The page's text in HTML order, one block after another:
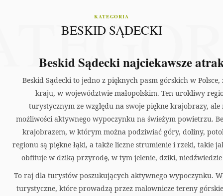
C
r
t
KATEGORIA
BESKID SĄDECKI
Beskid Sądecki najciekawsze
Beskid Sądecki to jedno z pięknych pasm górskich w
kraju, w województwie małopolskim. Ten urokliwy
turystycznym ze względu na swoje piękne krajobrazy,
możliwości aktywnego wypoczynku na świeżym powietrzu.
krajobrazem, w którym można podziwiać góry, doliny,
regionu są piękne łąki, a także liczne strumienie i rzeki, takie
obfituje w dziką przyrodę, w tym jelenie, dziki,
To raj dla turystów poszukujących aktywnego wypoczynku.
turystyczne, które prowadzą przez malownicze tereny